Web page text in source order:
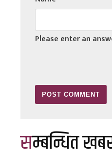
Please enter an
सम्बन्धित